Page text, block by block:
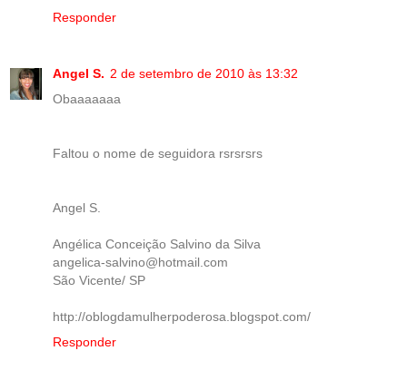
Responder
Angel S. 2 de setembro de 2010 às 13:32
Obaaaaaaa
Faltou o nome de seguidora rsrsrsrs
Angel S.
Angélica Conceição Salvino da Silva
angelica-salvino@hotmail.com
São Vicente/ SP
http://oblogdamulherpoderosa.blogspot.com/
Responder